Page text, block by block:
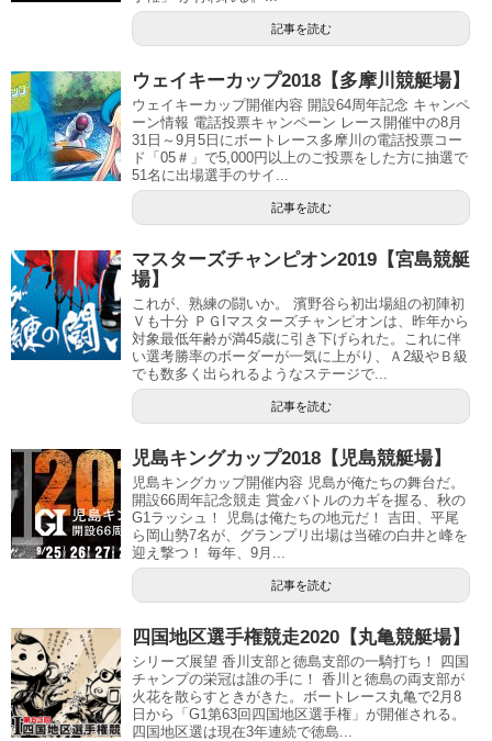
記事を読む
ウェイキーカップ2018【多摩川競艇場】
ウェイキーカップ開催内容 開設64周年記念 キャンペ
ーン情報 電話投票キャンペーン レース開催中の8月
31日～9月5日にボートレース多摩川の電話投票コー
ド「05＃」で5,000円以上のご投票をした方に抽選で
51名に出場選手のサイ...
記事を読む
マスターズチャンピオン2019【宮島競艇
場】
これが、熟練の闘いか。 濱野谷ら初出場組の初陣初
Ｖも十分 ＰＧIマスターズチャンピオンは、昨年から
対象最低年齢が満45歳に引き下げられた。これに伴
い選考勝率のボーダーが一気に上がり、Ａ2級やＢ級
でも数多く出られるようなステージで...
記事を読む
児島キングカップ2018【児島競艇場】
児島キングカップ開催内容 児島が俺たちの舞台だ。
開設66周年記念競走 賞金バトルのカギを握る、秋の
G1ラッシュ！ 児島は俺たちの地元だ！ 吉田、平尾
ら岡山勢7名が、グランプリ出場は当確の白井と峰を
迎え撃つ！ 毎年、9月...
記事を読む
四国地区選手権競走2020【丸亀競艇場】
シリーズ展望 香川支部と徳島支部の一騎打ち！ 四国
チャンプの栄冠は誰の手に！ 香川と徳島の両支部が
火花を散らすときがきた。ボートレース丸亀で2月8
日から「G1第63回四国地区選手権」が開催される。
四国地区選は現在3年連続で徳島...